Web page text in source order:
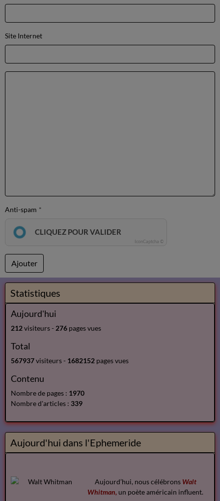
Site Internet
Anti-spam
CLIQUEZ POUR VALIDER
IconCaptcha ©
Ajouter
Statistiques
Aujourd'hui
212visiteurs - 276 pages vues
Total
567937visiteurs - 1682152 pages vues
Contenu
Nombre de pages : 1970
Nombre d'articles : 339
Aujourd'hui dans l'Ephemeride
Aujourd’hui, nous célébrons Walt
Whitman, un poète américain influent.